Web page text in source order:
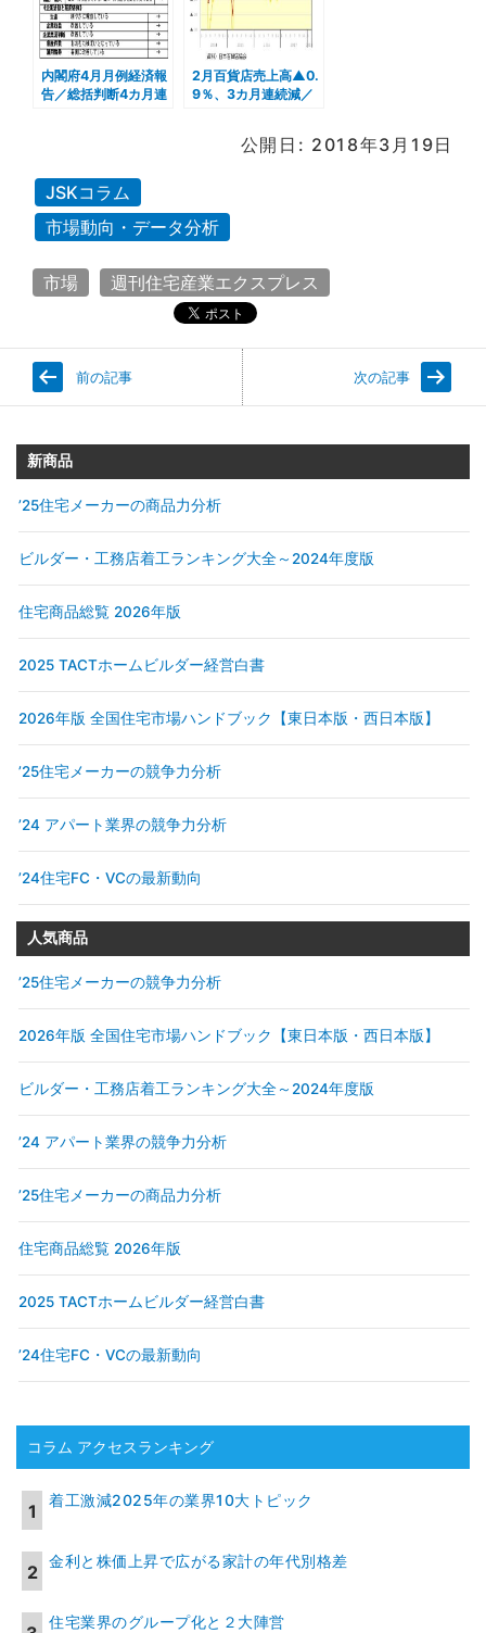
内閣府4月月例経済報
告／総括判断4カ月連
2月百貨店売上高▲0.
9％、3カ月連続減／
公開日: 2018年3月19日
JSKコラム
市場動向・データ分析
市場 週刊住宅産業エクスプレス
前の記事 次の記事
新商品
’25住宅メーカーの商品力分析
ビルダー・工務店着工ランキング大全～2024年度版
住宅商品総覧 2026年版
2025 TACTホームビルダー経営白書
2026年版 全国住宅市場ハンドブック【東日本版・西日本版】
’25住宅メーカーの競争力分析
’24 アパート業界の競争力分析
’24住宅FC・VCの最新動向
人気商品
’25住宅メーカーの競争力分析
2026年版 全国住宅市場ハンドブック【東日本版・西日本版】
ビルダー・工務店着工ランキング大全～2024年度版
’24 アパート業界の競争力分析
’25住宅メーカーの商品力分析
住宅商品総覧 2026年版
2025 TACTホームビルダー経営白書
’24住宅FC・VCの最新動向
コラム アクセスランキング
着工激減2025年の業界10大トピック
金利と株価上昇で広がる家計の年代別格差
住宅業界のグループ化と２大陣営